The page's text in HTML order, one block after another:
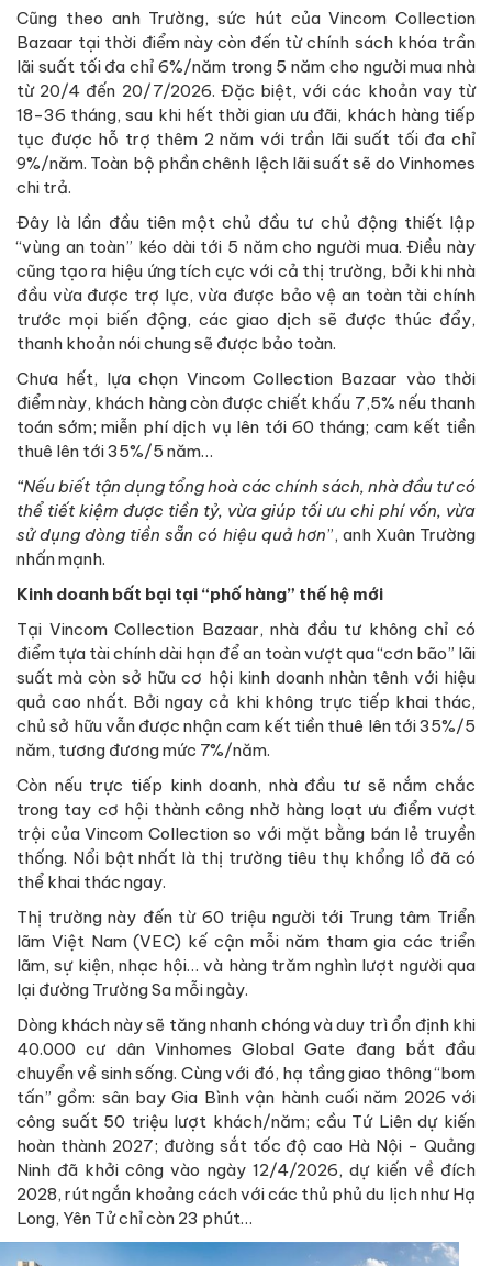
Cũng theo anh Trường, sức hút của Vincom Collection
Bazaar tại thời điểm này còn đến từ chính sách khóa trần
lãi suất tối đa chỉ 6%/năm trong 5 năm cho người mua nhà
từ 20/4 đến 20/7/2026. Đặc biệt, với các khoản vay từ
18-36 tháng, sau khi hết thời gian ưu đãi, khách hàng tiếp
tục được hỗ trợ thêm 2 năm với trần lãi suất tối đa chỉ
9%/năm. Toàn bộ phần chênh lệch lãi suất sẽ do Vinhomes
chi trả.
Đây là lần đầu tiên một chủ đầu tư chủ động thiết lập
“vùng an toàn” kéo dài tới 5 năm cho người mua. Điều này
cũng tạo ra hiệu ứng tích cực với cả thị trường, bởi khi nhà
đầu vừa được trợ lực, vừa được bảo vệ an toàn tài chính
trước mọi biến động, các giao dịch sẽ được thúc đẩy,
thanh khoản nói chung sẽ được bảo toàn.
Chưa hết, lựa chọn Vincom Collection Bazaar vào thời
điểm này, khách hàng còn được chiết khấu 7,5% nếu thanh
toán sớm; miễn phí dịch vụ lên tới 60 tháng; cam kết tiền
thuê lên tới 35%/5 năm…
“Nếu biết tận dụng tổng hoà các chính sách, nhà đầu tư có
thể tiết kiệm được tiền tỷ, vừa giúp tối ưu chi phí vốn, vừa
sử dụng dòng tiền sẵn có hiệu quả hơn”, anh Xuân Trường
nhấn mạnh.
Kinh doanh bất bại tại “phố hàng” thế hệ mới
Tại Vincom Collection Bazaar, nhà đầu tư không chỉ có
điểm tựa tài chính dài hạn để an toàn vượt qua “cơn bão” lãi
suất mà còn sở hữu cơ hội kinh doanh nhàn tênh với hiệu
quả cao nhất. Bởi ngay cả khi không trực tiếp khai thác,
chủ sở hữu vẫn được nhận cam kết tiền thuê lên tới 35%/5
năm, tương đương mức 7%/năm.
Còn nếu trực tiếp kinh doanh, nhà đầu tư sẽ nắm chắc
trong tay cơ hội thành công nhờ hàng loạt ưu điểm vượt
trội của Vincom Collection so với mặt bằng bán lẻ truyền
thống. Nổi bật nhất là thị trường tiêu thụ khổng lồ đã có
thể khai thác ngay.
Thị trường này đến từ 60 triệu người tới Trung tâm Triển
lãm Việt Nam (VEC) kế cận mỗi năm tham gia các triển
lãm, sự kiện, nhạc hội… và hàng trăm nghìn lượt người qua
lại đường Trường Sa mỗi ngày.
Dòng khách này sẽ tăng nhanh chóng và duy trì ổn định khi
40.000 cư dân Vinhomes Global Gate đang bắt đầu
chuyển về sinh sống. Cùng với đó, hạ tầng giao thông “bom
tấn” gồm: sân bay Gia Bình vận hành cuối năm 2026 với
công suất 50 triệu lượt khách/năm; cầu Tứ Liên dự kiến
hoàn thành 2027; đường sắt tốc độ cao Hà Nội - Quảng
Ninh đã khởi công vào ngày 12/4/2026, dự kiến về đích
2028, rút ngắn khoảng cách với các thủ phủ du lịch như Hạ
Long, Yên Tử chỉ còn 23 phút…